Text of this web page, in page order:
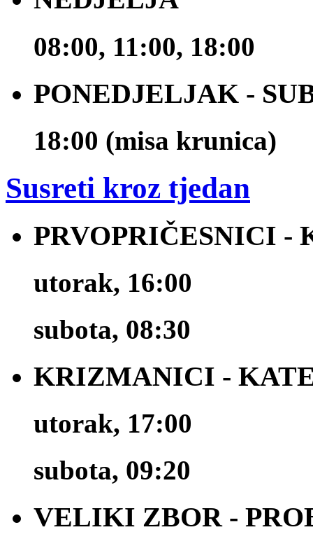
08:00, 11:00, 18:00
PONEDJELJAK -
18:00 (misa krunica)
Susreti kroz tjedan
PRVOPRIČESNICI -
utorak, 16:00
subota, 08:30
KRIZMANICI -
utorak, 17:00
subota, 09:20
VELIKI ZBOR -